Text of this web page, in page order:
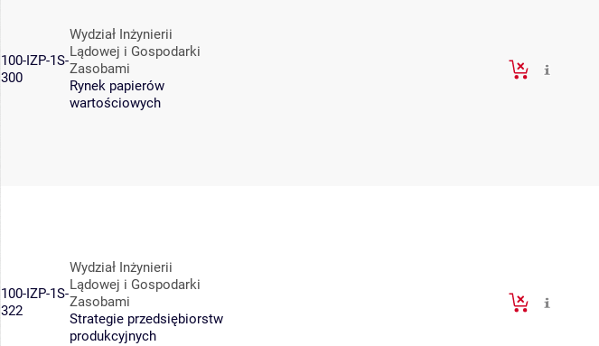
100-IZP-1S-
300
Wydział Inżynierii
Lądowej i Gospodarki
Zasobami
Rynek papierów
wartościowych
100-IZP-1S-
322
Wydział Inżynierii
Lądowej i Gospodarki
Zasobami
Strategie przedsiębiorstw
produkcyjnych